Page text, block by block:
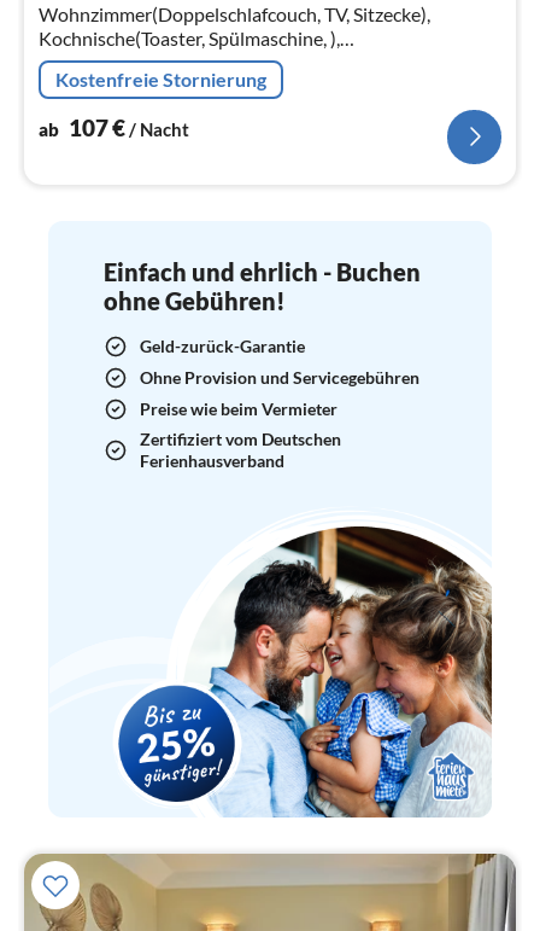
Wohnzimmer(Doppelschlafcouch, TV, Sitzecke),
Kochnische(Toaster, Spülmaschine, ),
Schlafzimmer(Doppelbett), Schlafzimmer(Einzelbett,
Einzelbett)
Kostenfreie Stornierung
ab 107€/ Nacht
Einfach und ehrlich - Buchen
ohne Gebühren!
Geld-zurück-Garantie
Ohne Provision und Servicegebühren
Preise wie beim Vermieter
Zertifiziert vom Deutschen
Ferienhausverband